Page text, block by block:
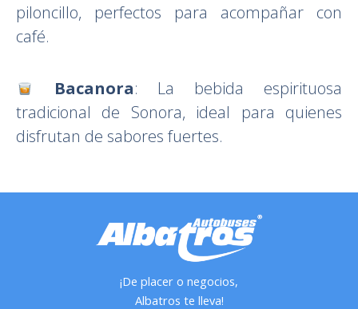
piloncillo, perfectos para acompañar con
café.
Bacanora: La bebida espirituosa
tradicional de Sonora, ideal para quienes
disfrutan de sabores fuertes.
¡De placer o negocios,
Albatros te lleva!